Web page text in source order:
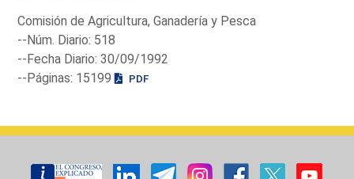
Comisión de Agricultura, Ganadería y Pesca
--Núm. Diario: 518
--Fecha Diario: 30/09/1992
--Páginas: 15199
PDF